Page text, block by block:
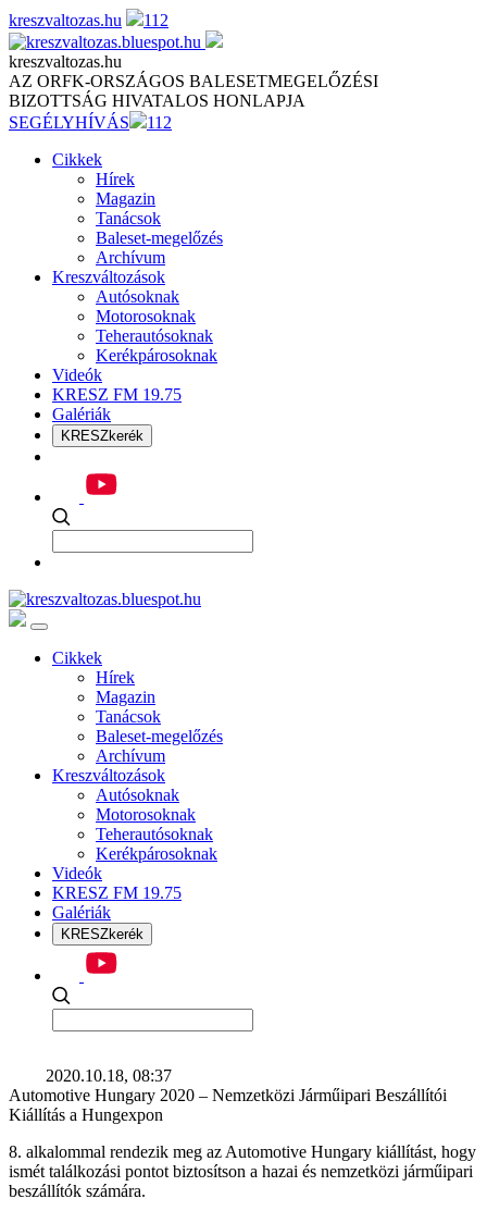
Skip
to
content
kreszvaltozas.hu 112
kreszvaltozas.hu
AZ ORFK-ORSZÁGOS BALESETMEGELŐZÉSI
BIZOTTSÁG HIVATALOS HONLAPJA
SEGÉLYHÍVÁS
112
Cikkek
Hírek
Magazin
Tanácsok
Baleset-megelőzés
Archívum
Kreszváltozások
Autósoknak
Motorosoknak
Teherautósoknak
Kerékpárosoknak
Videók
KRESZ FM 19.75
Galériák
KRESZkerék
Cikkek
Hírek
Magazin
Tanácsok
Baleset-megelőzés
Archívum
Kreszváltozások
Autósoknak
Motorosoknak
Teherautósoknak
Kerékpárosoknak
Videók
KRESZ FM 19.75
Galériák
KRESZkerék
2020.10.18, 08:37
Automotive Hungary 2020 – Nemzetközi Járműipari Beszállítói
Kiállítás a Hungexpon
8. alkalommal rendezik meg az Automotive Hungary kiállítást, hogy
ismét találkozási pontot biztosítson a hazai és nemzetközi járműipari
beszállítók számára.